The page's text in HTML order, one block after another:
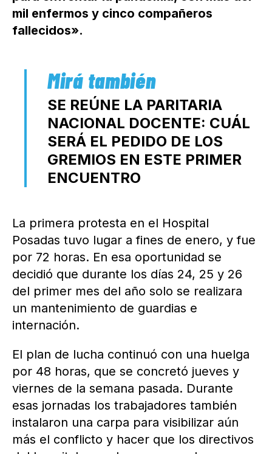
mil enfermos y cinco compañeros
fallecidos».
SE REÚNE LA PARITARIA
NACIONAL DOCENTE: CUÁL
SERÁ EL PEDIDO DE LOS
GREMIOS EN ESTE PRIMER
ENCUENTRO
La primera protesta en el Hospital
Posadas tuvo lugar a fines de enero, y fue
por 72 horas. En esa oportunidad se
decidió que durante los días 24, 25 y 26
del primer mes del año solo se realizara
un mantenimiento de guardias e
internación.
El plan de lucha continuó con una huelga
por 48 horas, que se concretó jueves y
viernes de la semana pasada. Durante
esas jornadas los trabajadores también
instalaron una carpa para visibilizar aún
más el conflicto y hacer que los directivos